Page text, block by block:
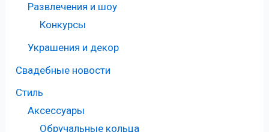
Развлечения и шоу
Конкурсы
Украшения и декор
Свадебные новости
Стиль
Аксессуары
Обручальные кольца